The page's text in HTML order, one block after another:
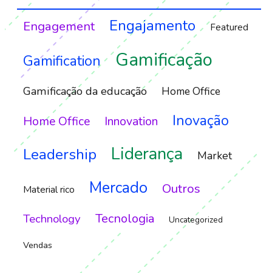
Engagement Engajamento Featured
Gamification Gamificação
Gamificação da educação Home Office
Home Office Innovation Inovação
Leadership Liderança Market
Material rico Mercado Outros
Technology Tecnologia Uncategorized
Vendas